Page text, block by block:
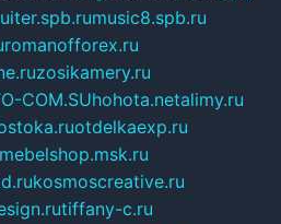
music8.spb.ru
romanofforex.ru
zosikamery.ru
COM.SUhohota.netalimy.ru
otdelkaexp.ru
mebelshop.msk.ru
kosmoscreative.ru
tiffany-c.ru